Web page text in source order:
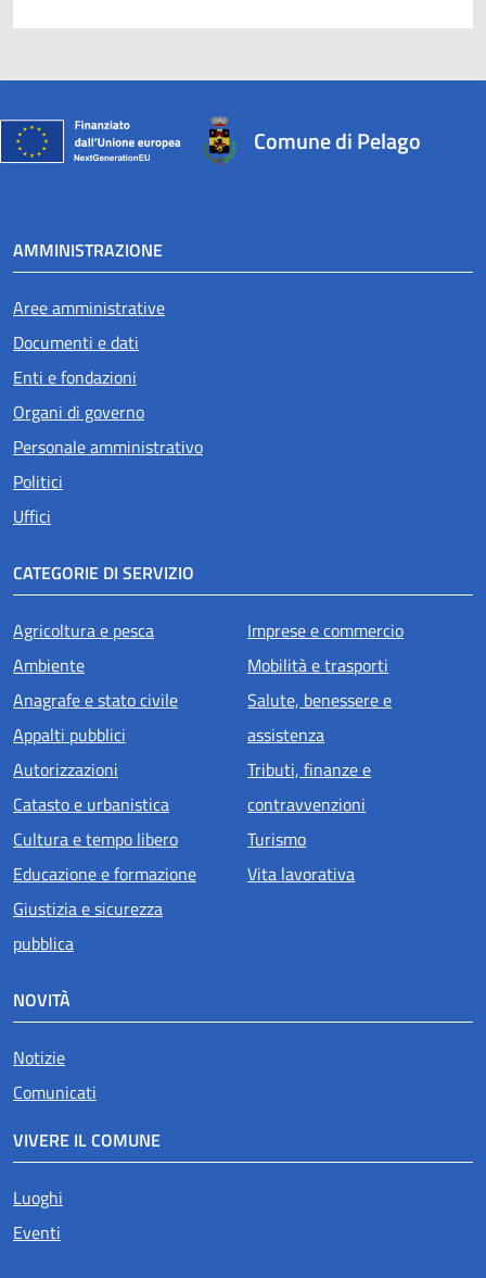
Comune di Pelago
AMMINISTRAZIONE
Aree amministrative
Documenti e dati
Enti e fondazioni
Organi di governo
Personale amministrativo
Politici
Uffici
CATEGORIE DI SERVIZIO
Agricoltura e pesca
Ambiente
Anagrafe e stato civile
Appalti pubblici
Autorizzazioni
Catasto e urbanistica
Cultura e tempo libero
Educazione e formazione
Giustizia e sicurezza
pubblica
Imprese e commercio
Mobilità e trasporti
Salute, benessere e
assistenza
Tributi, finanze e
contravvenzioni
Turismo
Vita lavorativa
NOVITÀ
Notizie
Comunicati
VIVERE IL COMUNE
Luoghi
Eventi